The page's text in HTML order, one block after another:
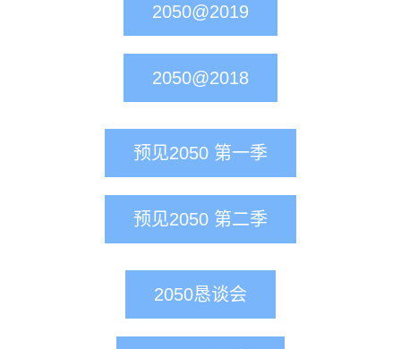
2050@2019
2050@2018
预见2050 第一季
预见2050 第二季
2050恳谈会